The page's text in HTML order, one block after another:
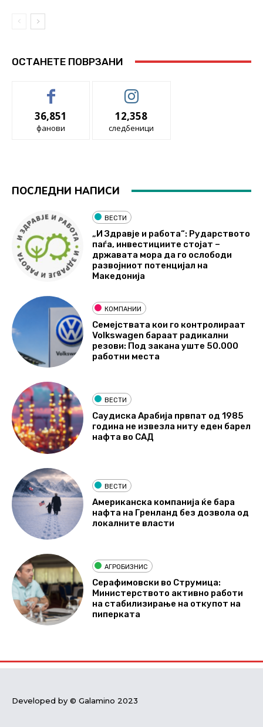
ОСТАНЕТЕ ПОВРЗАНИ
36,851
фанови
12,358
следбеници
ПОСЛЕДНИ НАПИСИ
ВЕСТИ
„И Здравје и работа“: Рударството
паѓа, инвестициите стојат –
државата мора да го ослободи
развојниот потенцијал на
Македонија
КОМПАНИИ
Семејствата кои го контролираат
Volkswagen бараат радикални
резови: Под закана уште 50.000
работни места
ВЕСТИ
Саудиска Арабија првпат од 1985
година не извезла ниту еден барел
нафта во САД
ВЕСТИ
Американска компанија ќе бара
нафта на Гренланд без дозвола од
локалните власти
АГРОБИЗНИС
Серафимовски во Струмица:
Министерството активно работи
на стабилизирање на откупот на
пиперката
Developed by © Galamino 2023